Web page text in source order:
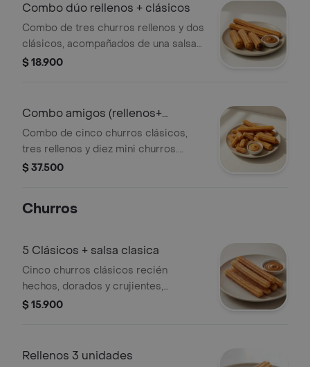
Combo dúo rellenos + clásicos
Combo de tres churros rellenos y dos
clásicos, acompañados de una salsa
clásica a elección. Perfecto para
$ 18.900
Combo amigos (rellenos+
clasicos+ minis)
Combo de cinco churros clásicos,
tres rellenos y diez mini churros.
Incluye salsa clásica a elección.
$ 37.500
Churros
5 Clásicos + salsa clasica
Cinco churros clásicos recién
hechos, dorados y crujientes,
acompañados de una salsa clásica a
$ 15.900
Rellenos 3 unidades